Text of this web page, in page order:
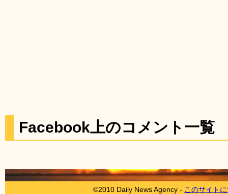
Facebook上のコメント一覧
©2010 Daily News Agency - このサイト